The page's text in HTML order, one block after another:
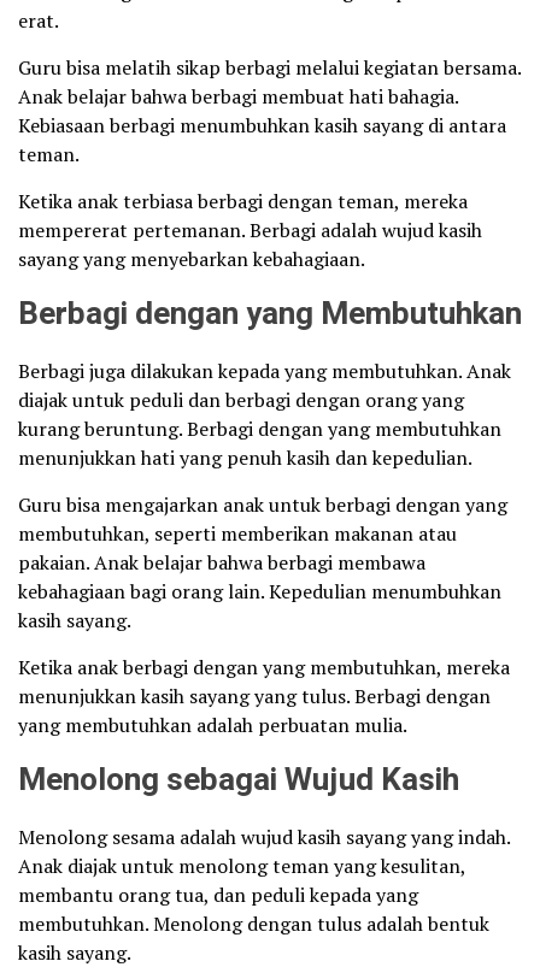
erat.
Guru bisa melatih sikap berbagi melalui kegiatan bersama.
Anak belajar bahwa berbagi membuat hati bahagia.
Kebiasaan berbagi menumbuhkan kasih sayang di antara
teman.
Ketika anak terbiasa berbagi dengan teman, mereka
mempererat pertemanan. Berbagi adalah wujud kasih
sayang yang menyebarkan kebahagiaan.
Berbagi dengan yang Membutuhkan
Berbagi juga dilakukan kepada yang membutuhkan. Anak
diajak untuk peduli dan berbagi dengan orang yang
kurang beruntung. Berbagi dengan yang membutuhkan
menunjukkan hati yang penuh kasih dan kepedulian.
Guru bisa mengajarkan anak untuk berbagi dengan yang
membutuhkan, seperti memberikan makanan atau
pakaian. Anak belajar bahwa berbagi membawa
kebahagiaan bagi orang lain. Kepedulian menumbuhkan
kasih sayang.
Ketika anak berbagi dengan yang membutuhkan, mereka
menunjukkan kasih sayang yang tulus. Berbagi dengan
yang membutuhkan adalah perbuatan mulia.
Menolong sebagai Wujud Kasih
Menolong sesama adalah wujud kasih sayang yang indah.
Anak diajak untuk menolong teman yang kesulitan,
membantu orang tua, dan peduli kepada yang
membutuhkan. Menolong dengan tulus adalah bentuk
kasih sayang.